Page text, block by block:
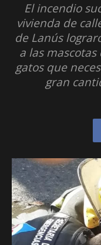
El incendio
vivienda de
de Lanús
a las
gatos que
gran